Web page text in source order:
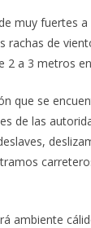
muy fuertes
rachas de
a 3 metros
que se
de las
ambiente